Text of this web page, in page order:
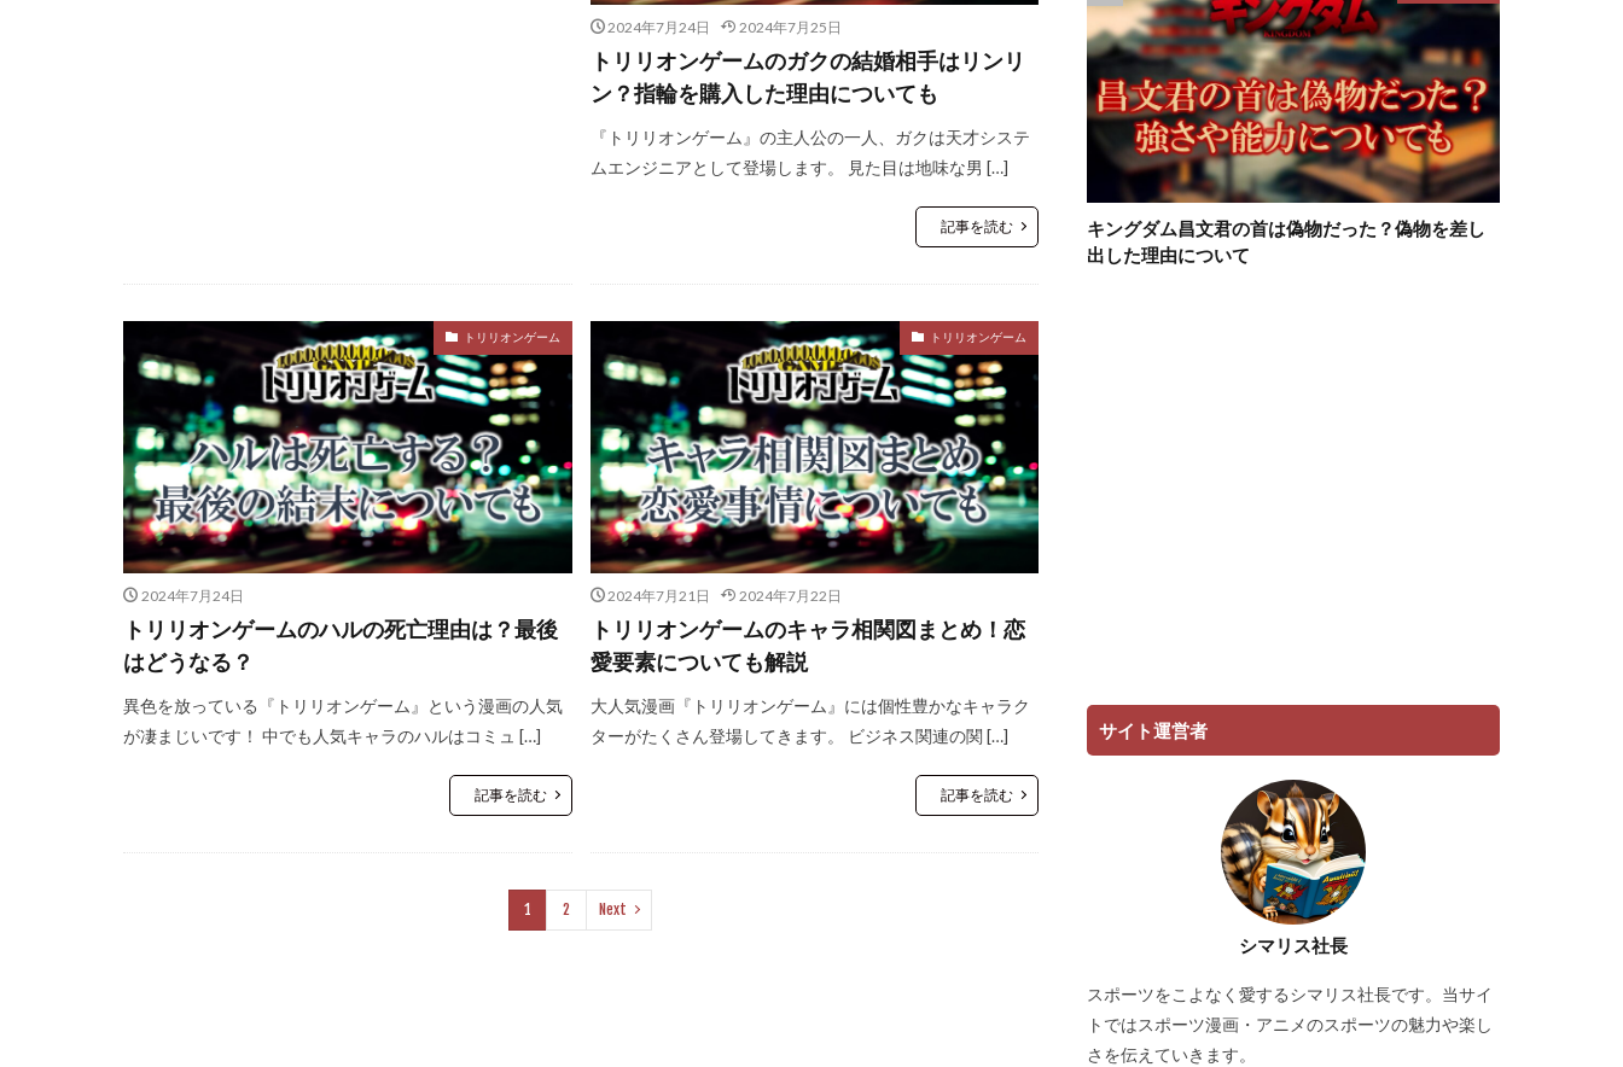
2024年7月24日 2024年7月25日
トリリオンゲームのガクの結婚相手はリンリ
ン？指輪を購入した理由についても
『トリリオンゲーム』の主人公の一人、ガクは天才システ
ムエンジニアとして登場します。 見た目は地味な男 […]
記事を読む
トリリオンゲーム
2024年7月24日
トリリオンゲームのハルの死亡理由は？最後
はどうなる？
異色を放っている『トリリオンゲーム』という漫画の人気
が凄まじいです！ 中でも人気キャラのハルはコミュ […]
記事を読む
トリリオンゲーム
2024年7月21日 2024年7月22日
トリリオンゲームのキャラ相関図まとめ！恋
愛要素についても解説
大人気漫画『トリリオンゲーム』には個性豊かなキャラク
ターがたくさん登場してきます。 ビジネス関連の関 […]
記事を読む
1 2 Next
キングダム昌文君の首は偽物だった？偽物を差し
出した理由について
サイト運営者
シマリス社長
スポーツをこよなく愛するシマリス社長です。当サイ
トではスポーツ漫画・アニメのスポーツの魅力や楽し
さを伝えていきます。